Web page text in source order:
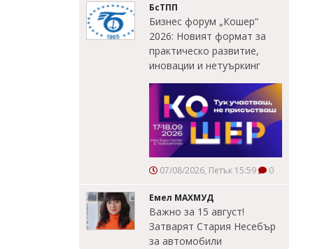
БсТПП
Бизнес форум „Кошер“
2026: Новият формат за
практическо развитие,
иновации и нетуъркинг
07/08/2026, Петък 15:59 0
Емел МАХМУД
Важно за 15 август!
Затварят Стария Несебър
за автомобили